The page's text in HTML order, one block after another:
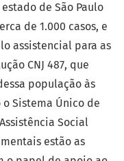
de São Paulo
de 1.000 casos, e
assistencial para as
CNJ 487, que
população às
Sistema Único de
Social
estão as